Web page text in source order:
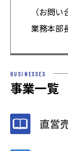
（お問
業務本
BUSINESSES
事業一覧
直営